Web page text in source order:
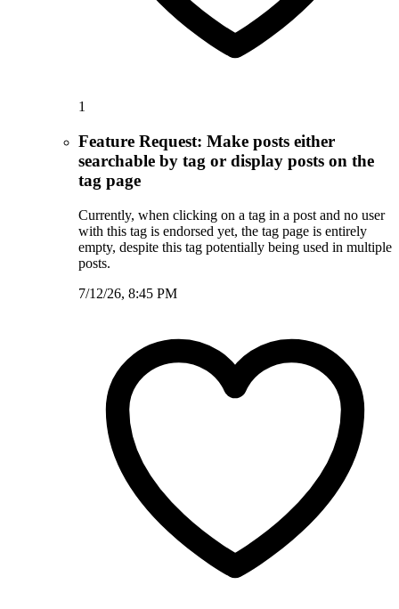
1
Feature Request: Make posts either
searchable by tag or display posts on the
tag page
Currently, when clicking on a tag in a post and no user
with this tag is endorsed yet, the tag page is entirely
empty, despite this tag potentially being used in multiple
posts.
7/12/26, 8:45 PM